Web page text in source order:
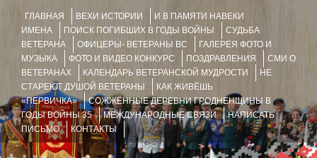
ГЛАВНАЯ ВЕХИ ИСТОРИИ
И В ПАМЯТИ НАВЕКИ
ИМЕНА
ПОИСК ПОГИБШИХ В ГОДЫ ВОЙНЫ
СУДЬБА
ВЕТЕРАНА
ОФИЦЕРЫ- ВЕТЕРАНЫ ВС
ГАЛЕРЕЯ ФОТО И
МУЗЫКА
ФОТО И ВИДЕО КОНКУРС ПОЗДРАВЛЕНИЯ
СМИ О
ВЕТЕРАНАХ
КАЛЕНДАРЬ ВЕТЕРАНСКОЙ МУДРОСТИ
НЕ
СТАРЕЮТ ДУШОЙ ВЕТЕРАНЫ
КАК ЖИВЁШЬ
«ПЕРВИЧКА»
СОЖЖЁННЫЕ ДЕРЕВНИ ГРОДНЕНЩИНЫ В
ГОДЫ ВОЙНЫ 35
МЕЖДУНАРОДНЫЕ СВЯЗИ
НАПИСАТЬ
ПИСЬМО
КОНТАКТЫ